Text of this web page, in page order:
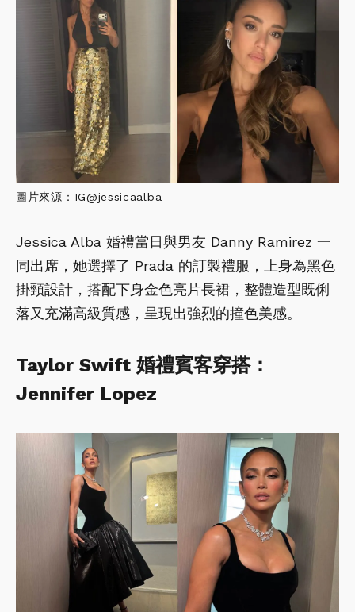
圖片來源：IG@jessicaalba
Jessica Alba 婚禮當日與男友 Danny Ramirez 一
同出席，她選擇了 Prada 的訂製禮服，上身為黑色
掛頸設計，搭配下身金色亮片長裙，整體造型既俐
落又充滿高級質感，呈現出強烈的撞色美感。
Taylor Swift 婚禮賓客穿搭：
Jennifer Lopez